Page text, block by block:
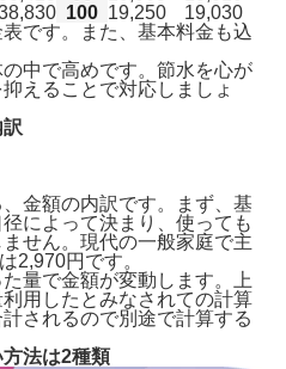
100 19,250 19,030
です。また、基本料金も込
中で高めです。節水を心が
えることで対応しましょ
金額の内訳です。まず、基
によって決まり、使っても
せん。現代の一般家庭で主
2,970円 です。
量で金額が変動します。上
用したとみなされての計算
されるので別途で計算する
法は2種類
法は2種類
「全国水道サポートセンタ
な情報
方法は2種類
意点
続き